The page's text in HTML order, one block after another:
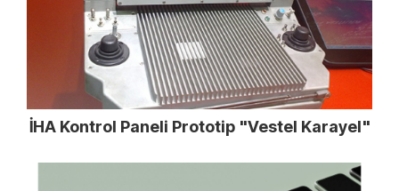
İHA Kontrol Paneli Prototip "Vestel Karayel"